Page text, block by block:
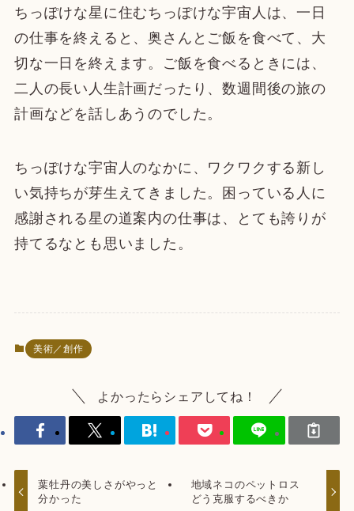
ちっぽけな星に住むちっぽけな宇宙人は、一日
の仕事を終えると、奥さんとご飯を食べて、大
切な一日を終えます。ご飯を食べるときには、
二人の長い人生計画だったり、数週間後の旅の
計画などを話しあうのでした。
ちっぽけな宇宙人のなかに、ワクワクする新し
い気持ちが芽生えてきました。困っている人に
感謝される星の道案内の仕事は、とても誇りが
持てるなとも思いました。
美術／創作
よかったらシェアしてね！
葉牡丹の美しさがやっと
分かった
地域ネコのペットロス
どう克服するべきか